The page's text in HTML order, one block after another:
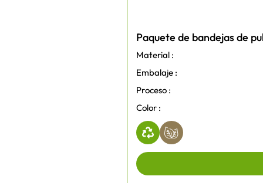
Paquete de bandejas de
Material :
Embalaje :
Proceso :
Color :